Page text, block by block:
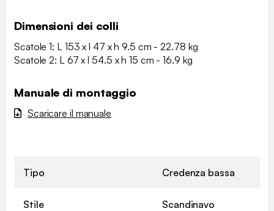
Dimensioni dei colli
Scatole 1: L 153 x l 47 x h 9.5 cm - 22.78 kg
Scatole 2: L 67 x l 54.5 x h 15 cm - 16.9 kg
Manuale di montaggio
Scaricare il manuale
Tipo Credenza bassa
Stile Scandinavo